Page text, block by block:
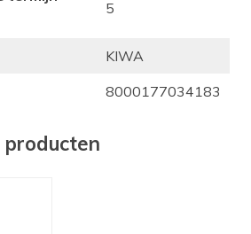
5
KIWA
8000177034183